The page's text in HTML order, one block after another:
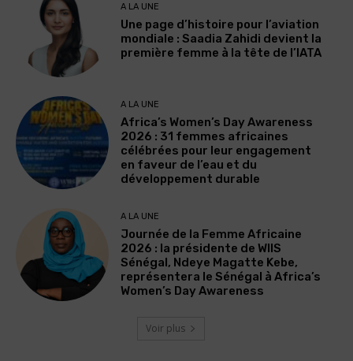
A LA UNE
Une page d’histoire pour l’aviation
mondiale : Saadia Zahidi devient la
première femme à la tête de l’IATA
A LA UNE
Africa’s Women’s Day Awareness
2026 : 31 femmes africaines
célébrées pour leur engagement
en faveur de l’eau et du
développement durable
A LA UNE
Journée de la Femme Africaine
2026 : la présidente de WIIS
Sénégal, Ndeye Magatte Kebe,
représentera le Sénégal à Africa’s
Women’s Day Awareness
Voir plus